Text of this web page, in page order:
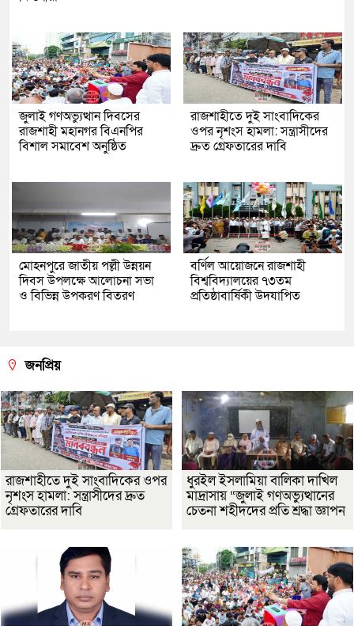
জুলাই গণঅভ্যুত্থান দিবসের
রাজশাহী মহানগর বিএনপির
বিশাল সমাবেশ অনুষ্ঠিত
রাজশাহীতে দুই সাংবাদিকের
ওপর নৃশংস হামলা: সন্ত্রাসীদের
দ্রুত গ্রেফতারের দাবি
মোহনপুরে জাতীয় পল্লী উন্নয়ন
দিবস উপলক্ষে আলোচনা সভা
ও বিভিন্ন উপকরণ বিতরণ
বর্ণিল আয়োজনে রাজশাহী
বিশ্ববিদ্যালয়ের ৭৩তম
প্রতিষ্ঠাবার্ষিকী উদযাপিত
জনপ্রিয়
রাজশাহীতে দুই সাংবাদিকের ওপর
নৃশংস হামলা: সন্ত্রাসীদের দ্রুত
গ্রেফতারের দাবি
ধুরইল ইসলামিয়া বালিকা দাখিল
মাদ্রাসায় “জুলাই গণঅভ্যুত্থানের
চেতনা শহীদদের প্রতি শ্রদ্ধা জ্ঞাপন